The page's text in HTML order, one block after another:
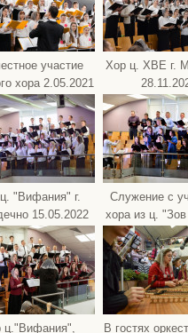
участие
хора 2.05.2021
Хор ц. ХВЕ г.
"Вифания" г.
15.05.2022
Служение с
хора из ц.
ц."Вифания",
В гостях